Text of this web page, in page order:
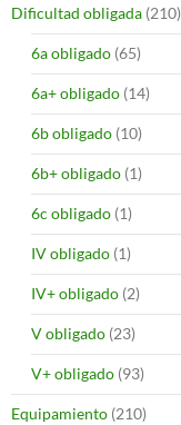
Dificultad obligada (210)
6a obligado (65)
6a+ obligado (14)
6b obligado (10)
6b+ obligado (1)
6c obligado (1)
IV obligado (1)
IV+ obligado (2)
V obligado (23)
V+ obligado (93)
Equipamiento (210)